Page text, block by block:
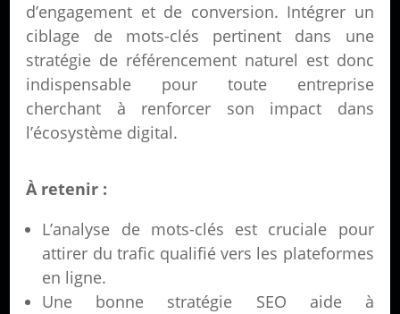
d’engagement et de conversion. Intégrer un
ciblage de mots-clés pertinent dans une
stratégie de référencement naturel est donc
indispensable pour toute entreprise
cherchant à renforcer son impact dans
l’écosystème digital.
À retenir :
L’analyse de mots-clés est cruciale pour
attirer du trafic qualifié vers les plateformes
en ligne.
Une bonne stratégie SEO aide à